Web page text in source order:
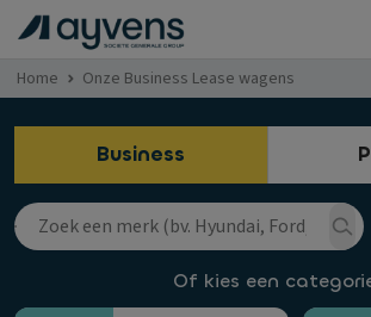
Home Onze Business Lease wagens
Business
Of kies een